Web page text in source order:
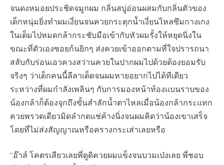
จนดงหมอยประชิดจมูกผม กลิ่นสบู่อ่อนผสมกับกลิ่นตัวของ
เด็กหนุ่มยิ่งทำผมเงี่ยนจนควยกระตุกน้ำเงี่ยนไหลซึมกางเกง
ในเต็มไปหมดกล้ากระชับมือเข้ากับหัวผมรั้งให้หยุดนิ่งใน
ขณะที่ตัวเองซอยก้นยิกๆ ส่งควยเข้าออกตามที่ใจปรารถนา
สลับกับร่อนเอวควงสว่านควยในปากผมไปด้วยต้องยอมรับ
จริงๆ ว่าเด็กคนนี้ลีลาเด็ดจนผมหายอยากไปได้ทีเดียว
ระหว่างที่ผมกำลังเพลินๆ กับการมองหน้าท้องแบนราบของ
น้องกล้าก็ต้องจุกถึงขั้นสำลักน้ำตาไหลเมื่อน้องกล้ากระแทก
ควยพรวดเดียวมิดลำกดแช่ค้างนิ่งจนผมคิดว่าน้องเขาเสร็จ
โดยที่ไม่ส่งสัญญาณหรือครางกระเส่าเลยหรือ
“อ๊าส์ โคตรเสียวเลยพี่ดูดิควยผมแข็งจนบวมเป่งเลย พี่ชอบ